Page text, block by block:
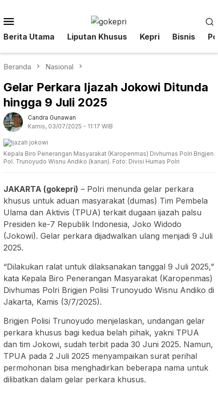
ke
Mobile
Berita Utama Liputan Khusus Kepri Bisnis
Beranda Nasional
Gelar Perkara Ijazah Jokowi Ditunda
hingga 9 Juli 2025
Candra Gunawan
Kamis, 03/07/2025 - 11:17 WIB
Kepala Biro Penerangan Masyarakat (Karopenmas) Divhumas Polri Brigjen
Pol. Trunoyudo Wisnu Andiko (kanan). Foto: Divisi Humas Polri
JAKARTA (gokepri) – Polri menunda gelar perkara
khusus untuk aduan masyarakat (dumas) Tim Pembela
Ulama dan Aktivis (TPUA) terkait dugaan ijazah palsu
Presiden ke-7 Republik Indonesia, Joko Widodo
(Jokowi). Gelar perkara dijadwalkan ulang menjadi 9 Juli
2025.
“Dilakukan ralat untuk dilaksanakan tanggal 9 Juli 2025,”
kata Kepala Biro Penerangan Masyarakat (Karopenmas)
Divhumas Polri Brigjen Polisi Trunoyudo Wisnu Andiko di
Jakarta, Kamis (3/7/2025).
Brigjen Polisi Trunoyudo menjelaskan, undangan gelar
perkara khusus bagi kedua belah pihak, yakni TPUA
dan tim Jokowi, sudah terbit pada 30 Juni 2025. Namun,
TPUA pada 2 Juli 2025 menyampaikan surat perihal
permohonan bisa menghadirkan beberapa nama untuk
dilibatkan dalam gelar perkara khusus.